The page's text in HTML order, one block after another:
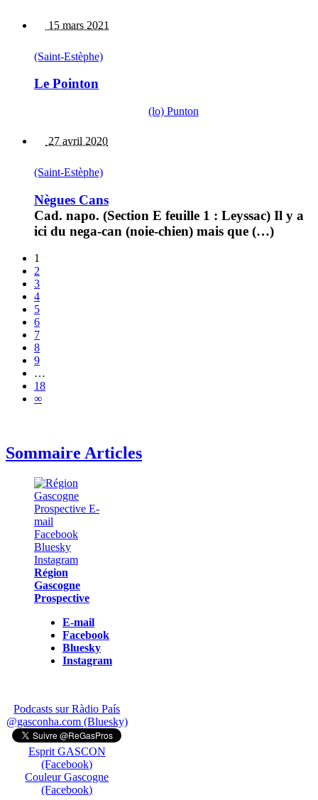
15 mars 2021
(Saint-Estèphe)
Le Pointon
(lo) Punton
27 avril 2020
(Saint-Estèphe)
Nègues Cans
Cad. napo. (Section E feuille 1 : Leyssac) Il y a
ici du nega-can (noie-chien) mais que (…)
1
2
3
4
5
6
7
8
9
…
18
∞
Sommaire Articles
Région
Gascogne
Prospective
E-mail
Facebook
Bluesky
Instagram
Podcasts sur Ràdio País
@gasconha.com (Bluesky)
Esprit GASCON
(Facebook)
Couleur Gascogne
(Facebook)